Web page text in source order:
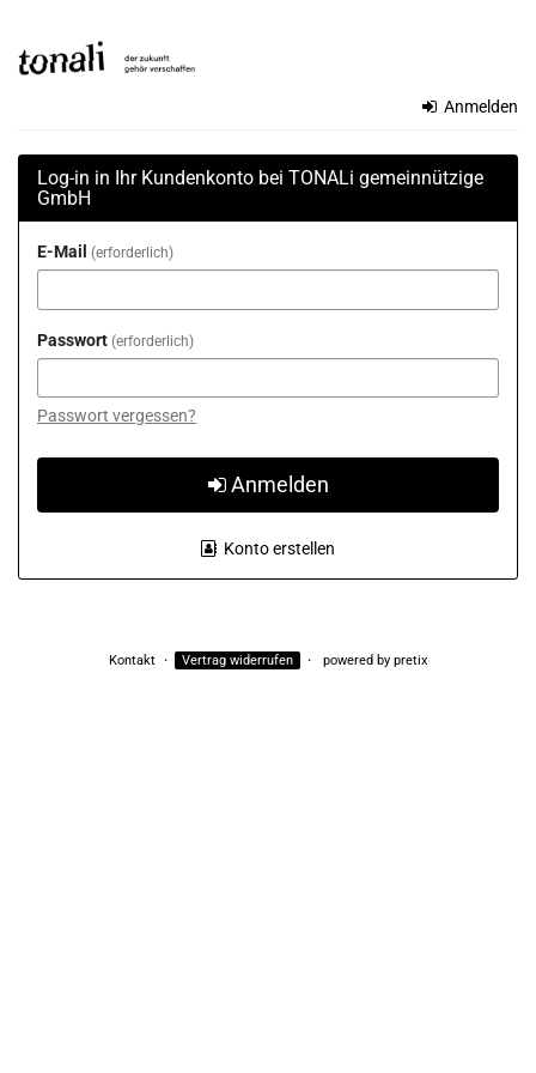
Haupt-
Inhalt
TONALi
GmbH
Anmelden
Log-in in Ihr Kundenkonto bei TONALi gemeinnützige
GmbH
E-Mail erforderlich
Passwort erforderlich
Passwort vergessen?
Anmelden
Konto erstellen
Kontakt Vertrag widerrufen powered by pretix